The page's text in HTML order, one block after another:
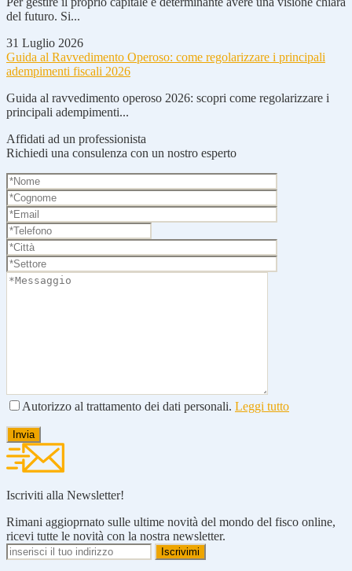
del futuro. Si...
31 Luglio 2026
Guida al Ravvedimento Operoso: come regolarizzare i principali
adempimenti fiscali 2026
Guida al ravvedimento operoso 2026: scopri come regolarizzare i
principali adempimenti...
Affidati ad un professionista
Richiedi una consulenza con un nostro esperto
Autorizzo al trattamento dei dati personali. Leggi tutto
Iscriviti alla Newsletter!
Rimani aggioprnato sulle ultime novità del mondo del fisco online,
ricevi tutte le novità con la nostra newsletter.